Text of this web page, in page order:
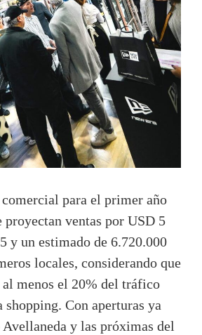
para el primer año
proyectan ventas por USD 5
y un estimado de 6.720.000
locales, considerando que
al menos el 20% del tráfico
shopping. Con aperturas ya
y las próximas del